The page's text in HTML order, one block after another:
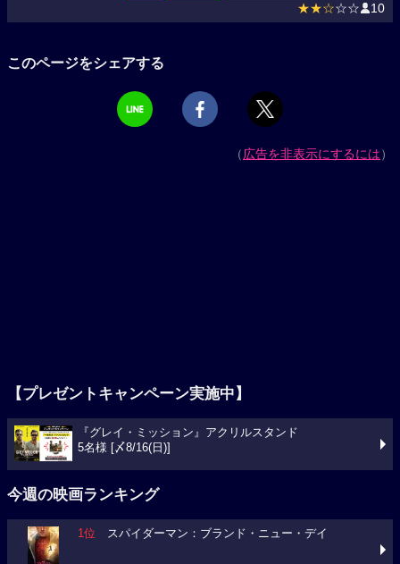
★★☆☆☆ 10
このページをシェアする
（広告を非表示にするには）
【プレゼントキャンペーン実施中】
『グレイ・ミッション』アクリルスタンド
5名様 [〆8/16(日)]
今週の映画ランキング
1位 スパイダーマン：ブランド・ニュー・デイ